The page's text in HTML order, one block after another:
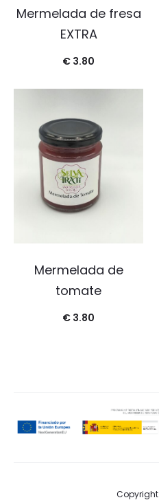
Mermelada de fresa
EXTRA
€ 3.80
Mermelada de
tomate
€ 3.80